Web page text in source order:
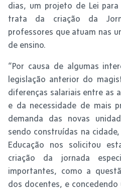
dias, um projeto de Lei
trata da criação da
professores que atuam nas
de ensino.
“Por causa de algumas
legislação anterior do
diferenças salariais entre as
e da necessidade de mais
demanda das novas
sendo construídas na
Educação nos solicitou
criação da jornada
importantes, como a
dos docentes, e